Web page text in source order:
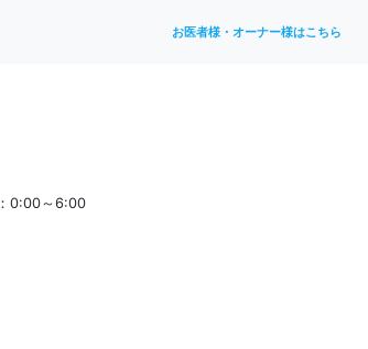
お医者様・オーナー様はこちら
0:00～6:00